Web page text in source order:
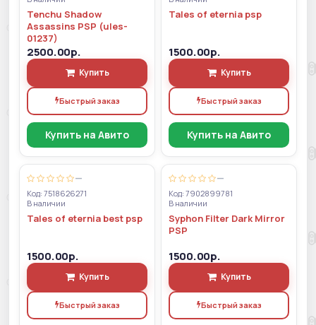
Tenchu Shadow
Assassins PSP (ules-
01237)
2500.00р.
Купить
Быстрый заказ
Купить на Авито
Tales of eternia psp
1500.00р.
Купить
Быстрый заказ
Купить на Авито
—
Код: 7518626271
В наличии
Tales of eternia best psp
1500.00р.
Купить
Быстрый заказ
—
Код: 7902899781
В наличии
Syphon Filter Dark Mirror
PSP
1500.00р.
Купить
Быстрый заказ